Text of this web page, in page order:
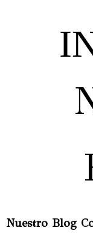
Nuestro Blog